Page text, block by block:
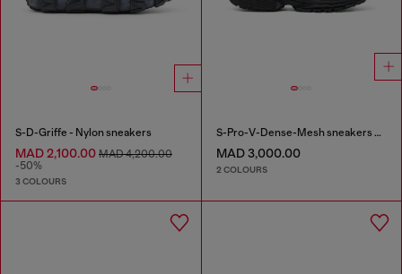
S-D-Griffe - Nylon sneakers
MAD 2,100.00 MAD 4,200.00
-50%
3 COLOURS
S-Pro-V-Dense-Mesh sneakers with Oval D logo
MAD 3,000.00
2 COLOURS